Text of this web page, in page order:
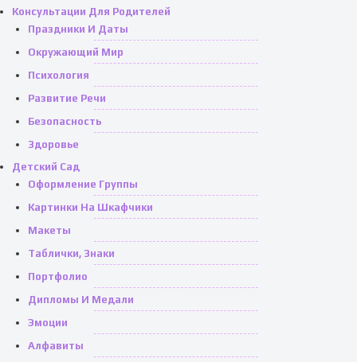
Консультации Для Родителей
Праздники И Даты
Окружающий Мир
Психология
Развитие Речи
Безопасность
Здоровье
Детский Сад
Оформление Группы
Картинки На Шкафчики
Макеты
Таблички, Знаки
Портфолио
Дипломы И Медали
Эмоции
Алфавиты